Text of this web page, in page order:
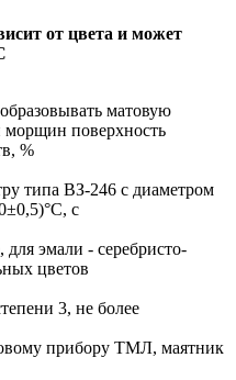
от цвета и может
матовую
морщин поверхность
%
типа ВЗ-246 с диаметром
с
эмали - серебристо-
цветов
3, не более
прибору ТМЛ, маятник